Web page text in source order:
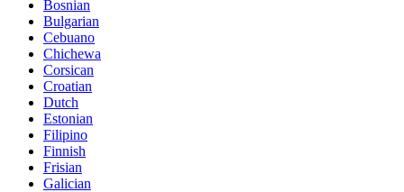
Bosnian
Bulgarian
Cebuano
Chichewa
Corsican
Croatian
Dutch
Estonian
Filipino
Finnish
Frisian
Galician